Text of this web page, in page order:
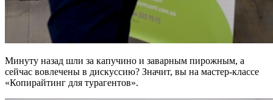
Минуту назад шли за капучино и заварным пирожным, а
сейчас вовлечены в дискуссию? Значит, вы на мастер-классе
«Копирайтинг для турагентов».